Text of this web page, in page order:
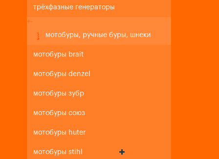
трёхфазные генераторы
+-
мотобуры, ручные буры, шнеки
мотобуры brait
мотобуры denzel
мотобуры зубр
мотобуры союз
мотобуры huter
мотобуры stihl